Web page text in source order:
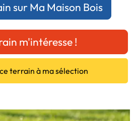
sur Ma Maison Bois
m'intéresse !
terrain à ma sélection